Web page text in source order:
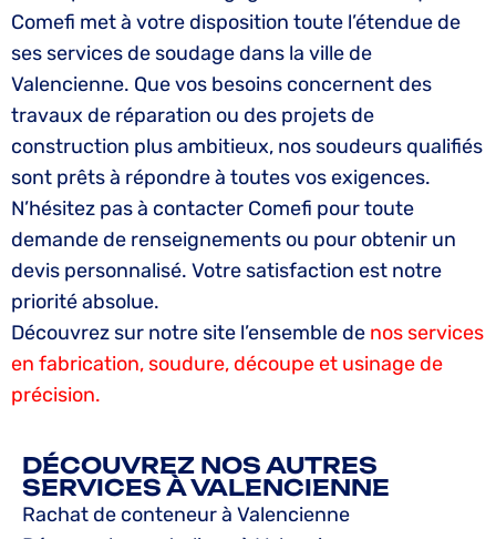
Comefi met à votre disposition toute l’étendue de
ses services de soudage dans la ville de
Valencienne. Que vos besoins concernent des
travaux de réparation ou des projets de
construction plus ambitieux, nos soudeurs qualifiés
sont prêts à répondre à toutes vos exigences.
N’hésitez pas à contacter Comefi pour toute
demande de renseignements ou pour obtenir un
devis personnalisé. Votre satisfaction est notre
priorité absolue.
Découvrez sur notre site l’ensemble de nos services
en fabrication, soudure, découpe et usinage de
précision.
DÉCOUVREZ NOS AUTRES
SERVICES À VALENCIENNE
Rachat de conteneur à Valencienne